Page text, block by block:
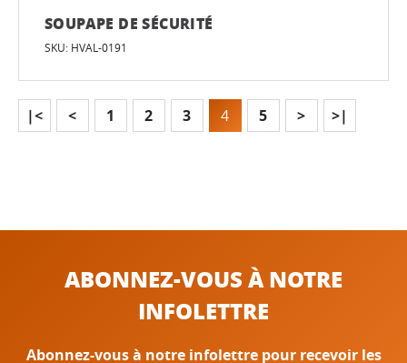
SOUPAPE DE SÉCURITÉ
SKU: HVAL-0191
|< < 1 2 3 4 5 > >|
ABONNEZ-VOUS À NOTRE
INFOLETTRE
Abonnez-vous à notre infolettre pour recevoir les